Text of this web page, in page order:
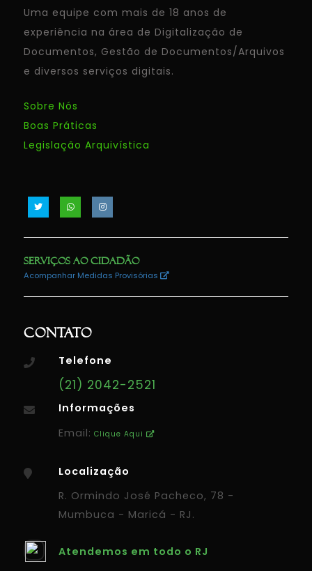
Uma equipe com mais de 18 anos de
experiência na área de Digitalização de
Documentos, Gestão de Documentos/Arquivos
e diversos serviços digitais.
Sobre Nós
Boas Práticas
Legislação Arquivística
Serviços ao Cidadão
Acompanhar Medidas Provisórias
Contato
Telefone
(21) 2042-2521
Informações
Email: Clique Aqui
Localização
R. Ormindo José Pacheco, 78 -
Mumbuca - Maricá - RJ.
Atendemos em todo o RJ